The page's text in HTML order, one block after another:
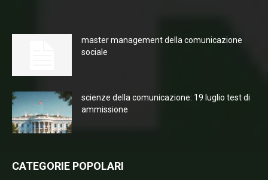
master management della comunicazione
sociale
scienze della comunicazione: 19 luglio test di
ammissione
CATEGORIE POPOLARI